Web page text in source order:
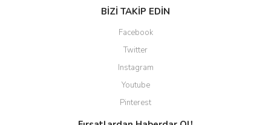
BİZİ TAKİP EDİN
Facebook
Twitter
Instagram
Youtube
Pinterest